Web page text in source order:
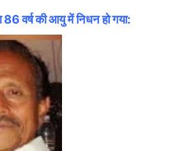
86 वर्ष की आयु में निधन हो गया: